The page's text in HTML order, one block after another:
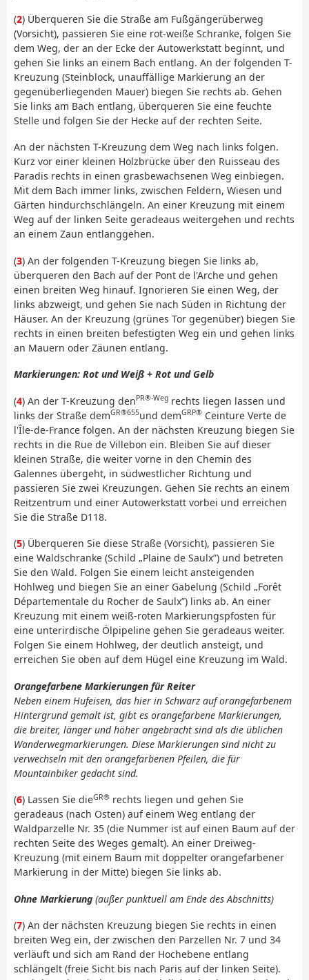
(2) Überqueren Sie die Straße am Fußgängerüberweg
(Vorsicht), passieren Sie eine rot-weiße Schranke, folgen Sie
dem Weg, der an der Ecke der Autowerkstatt beginnt, und
gehen Sie links an einem Bach entlang. An der folgenden T-
Kreuzung (Steinblock, unauffällige Markierung an der
gegenüberliegenden Mauer) biegen Sie rechts ab. Gehen
Sie links am Bach entlang, überqueren Sie eine feuchte
Stelle und folgen Sie der Hecke auf der rechten Seite.
An der nächsten T-Kreuzung dem Weg nach links folgen.
Kurz vor einer kleinen Holzbrücke über den Ruisseau des
Paradis rechts in einen grasbewachsenen Weg einbiegen.
Mit dem Bach immer links, zwischen Feldern, Wiesen und
Gärten hindurchschlängeln. An einer Kreuzung mit einem
Weg auf der linken Seite geradeaus weitergehen und rechts
an einem Zaun entlanggehen.
(3) An der folgenden T-Kreuzung biegen Sie links ab,
überqueren den Bach auf der Pont de l'Arche und gehen
einen breiten Weg hinauf. Ignorieren Sie einen Weg, der
links abzweigt, und gehen Sie nach Süden in Richtung der
Häuser. An der Kreuzung (grünes Tor gegenüber) biegen Sie
rechts in einen breiten befestigten Weg ein und gehen links
an Mauern oder Zäunen entlang.
Markierungen: Rot und Weiß + Rot und Gelb
(4) An der T-Kreuzung denPR®-Weg rechts liegen lassen und
links der Straße demGR®655und demGRP® Ceinture Verte de
l'Île-de-France folgen. An der nächsten Kreuzung biegen Sie
rechts in die Rue de Villebon ein. Bleiben Sie auf dieser
kleinen Straße, die weiter vorne in den Chemin des
Galennes übergeht, in südwestlicher Richtung und
passieren Sie zwei Kreuzungen. Gehen Sie rechts an einem
Reitzentrum und einer Autowerkstatt vorbei und erreichen
Sie die Straße D118.
(5) Überqueren Sie diese Straße (Vorsicht), passieren Sie
eine Waldschranke (Schild „Plaine de Saulx”) und betreten
Sie den Wald. Folgen Sie einem leicht ansteigenden
Hohlweg und biegen Sie an einer Gabelung (Schild „Forêt
Départementale du Rocher de Saulx”) links ab. An einer
Kreuzung mit einem weiß-roten Markierungspfosten für
eine unterirdische Ölpipeline gehen Sie geradeaus weiter.
Folgen Sie einem Hohlweg, der deutlich ansteigt, und
erreichen Sie oben auf dem Hügel eine Kreuzung im Wald.
Orangefarbene Markierungen für Reiter
Neben einem Hufeisen, das hier in Schwarz auf orangefarbenem
Hintergrund gemalt ist, gibt es orangefarbene Markierungen,
die breiter, länger und höher angebracht sind als die üblichen
Wanderwegmarkierungen. Diese Markierungen sind nicht zu
verwechseln mit den orangefarbenen Pfeilen, die für
Mountainbiker gedacht sind.
(6) Lassen Sie dieGR® rechts liegen und gehen Sie
geradeaus (nach Osten) auf einem Weg entlang der
Waldparzelle Nr. 35 (die Nummer ist auf einen Baum auf der
rechten Seite des Weges gemalt). An einer Dreiweg-
Kreuzung (mit einem Baum mit doppelter orangefarbener
Markierung in der Mitte) biegen Sie links ab.
Ohne Markierung (außer punktuell am Ende des Abschnitts)
(7) An der nächsten Kreuzung biegen Sie rechts in einen
breiten Weg ein, der zwischen den Parzellen Nr. 7 und 34
verläuft und sich am Rand der Hochebene entlang
schlängelt (freie Sicht bis nach Paris auf der linken Seite).